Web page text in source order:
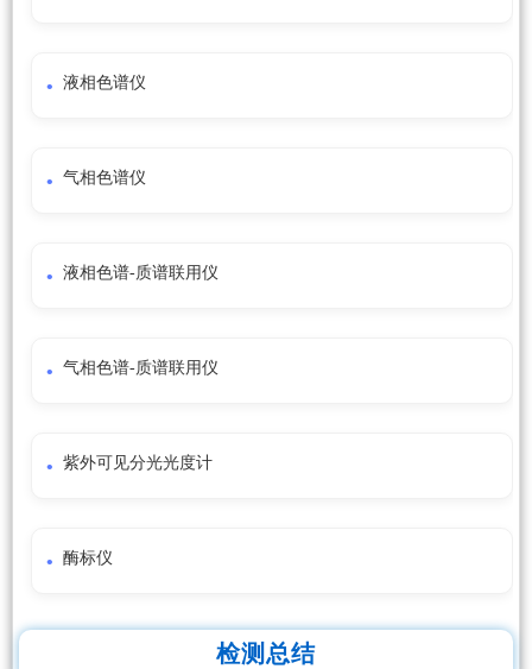
液相色谱仪
气相色谱仪
液相色谱-质谱联用仪
气相色谱-质谱联用仪
紫外可见分光光度计
酶标仪
检测总结